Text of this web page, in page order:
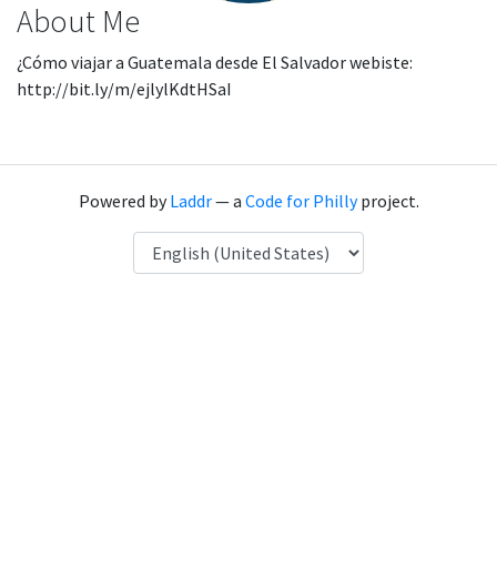
About Me
¿Cómo viajar a Guatemala desde El Salvador webiste:
http://bit.ly/m/ejlylKdtHSaI
Powered byLaddr— a Code for Phillyproject.
Language